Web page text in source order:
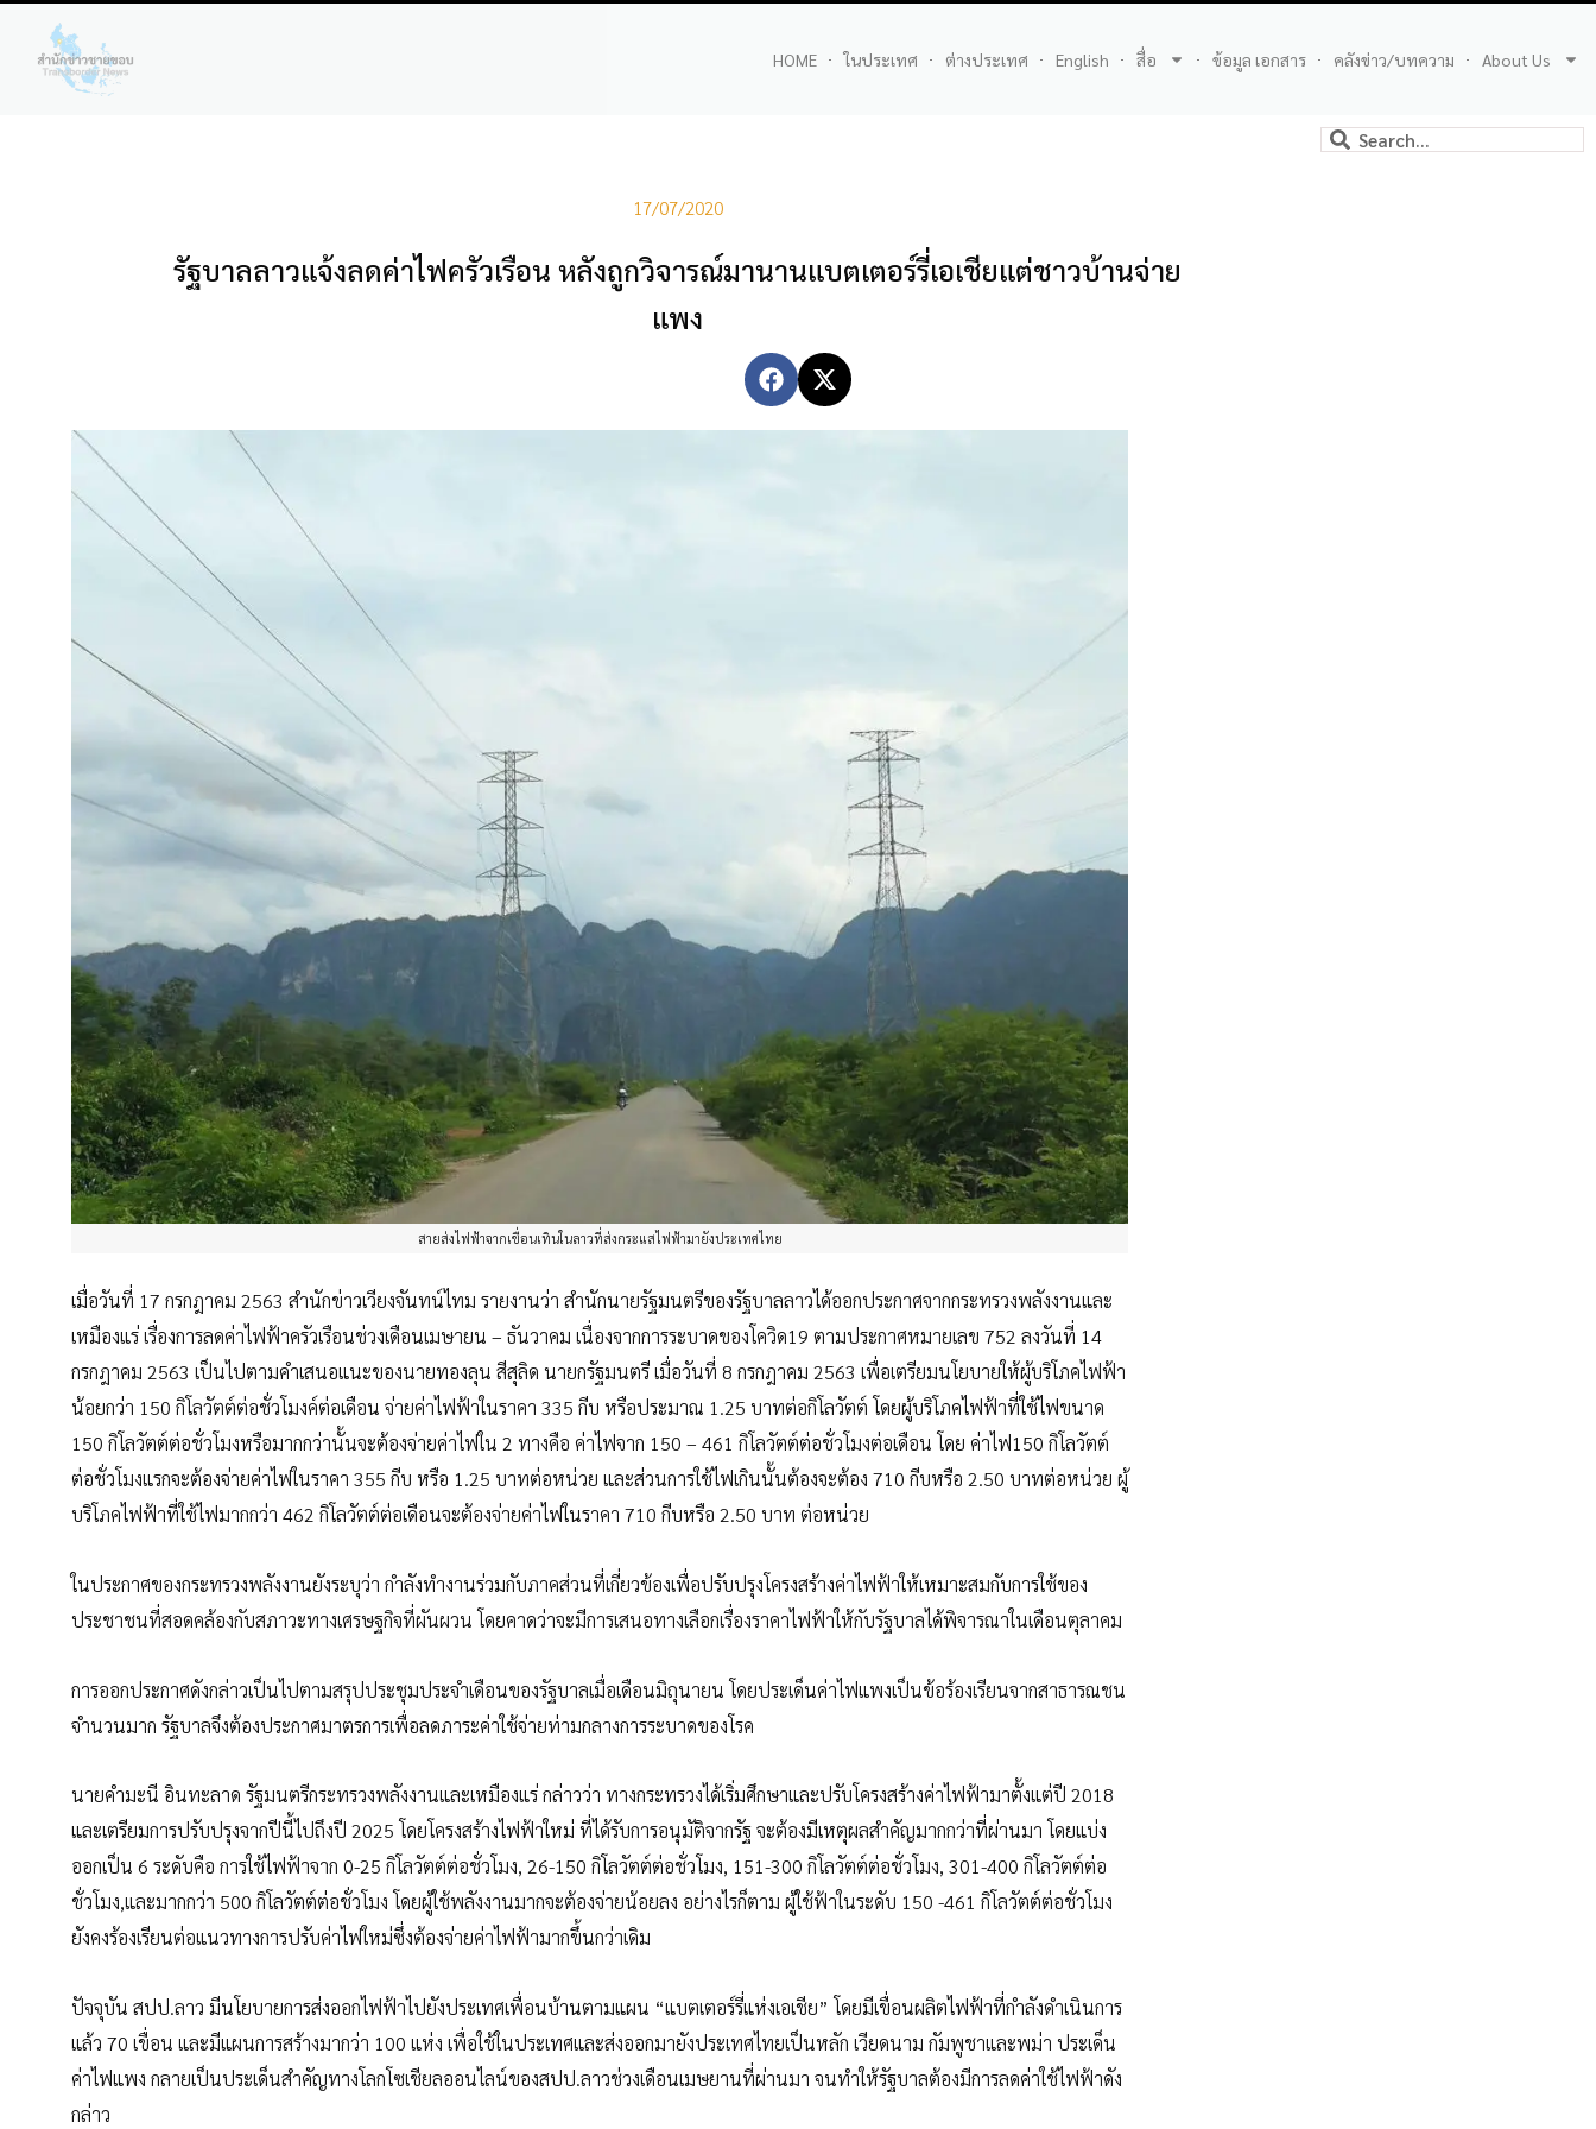
HOME ในประเทศ ต่างประเทศ English สื่อ ข้อมูล เอกสาร คลังข่าว/บทความ About Us
17/07/2020
รัฐบาลลาวแจ้งลดค่าไฟครัวเรือน หลังถูกวิจารณ์มานานแบตเตอร์รี่เอเชียแต่ชาวบ้านจ่าย
แพง
สายส่งไฟฟ้าจากเขื่อนเทินในลาวที่ส่งกระแสไฟฟ้ามายังประเทศไทย
เมื่อวันที่ 17 กรกฎาคม 2563 สำนักข่าวเวียงจันทน์ไทม รายงานว่า สำนักนายรัฐมนตรีของรัฐบาลลาวได้ออกประกาศจากกระทรวงพลังงานและ
เหมืองแร่ เรื่องการลดค่าไฟฟ้าครัวเรือนช่วงเดือนเมษายน – ธันวาคม เนื่องจากการระบาดของโควิด19 ตามประกาศหมายเลข 752 ลงวันที่ 14
กรกฎาคม 2563 เป็นไปตามคำเสนอแนะของนายทองลุน สีสุลิด นายกรัฐมนตรี เมื่อวันที่ 8 กรกฎาคม 2563 เพื่อเตรียมนโยบายให้ผู้บริโภคไฟฟ้า
น้อยกว่า 150 กิโลวัตต์ต่อชั่วโมงค์ต่อเดือน จ่ายค่าไฟฟ้าในราคา 335 กีบ หรือประมาณ 1.25 บาทต่อกิโลวัตต์ โดยผู้บริโภคไฟฟ้าที่ใช้ไฟขนาด
150 กิโลวัตต์ต่อชั่วโมงหรือมากกว่านั้นจะต้องจ่ายค่าไฟใน 2 ทางคือ ค่าไฟจาก 150 – 461 กิโลวัตต์ต่อชั่วโมงต่อเดือน โดย ค่าไฟ150 กิโลวัตต์
ต่อชั่วโมงแรกจะต้องจ่ายค่าไฟในราคา 355 กีบ หรือ 1.25 บาทต่อหน่วย และส่วนการใช้ไฟเกินนั้นต้องจะต้อง 710 กีบหรือ 2.50 บาทต่อหน่วย ผู้
บริโภคไฟฟ้าที่ใช้ไฟมากกว่า 462 กิโลวัตต์ต่อเดือนจะต้องจ่ายค่าไฟในราคา 710 กีบหรือ 2.50 บาท ต่อหน่วย
ในประกาศของกระทรวงพลังงานยังระบุว่า กำลังทำงานร่วมกับภาคส่วนที่เกี่ยวข้องเพื่อปรับปรุงโครงสร้างค่าไฟฟ้าให้เหมาะสมกับการใช้ของ
ประชาชนที่สอดคล้องกับสภาวะทางเศรษฐกิจที่ผันผวน โดยคาดว่าจะมีการเสนอทางเลือกเรื่องราคาไฟฟ้าให้กับรัฐบาลได้พิจารณาในเดือนตุลาคม
การออกประกาศดังกล่าวเป็นไปตามสรุปประชุมประจำเดือนของรัฐบาลเมื่อเดือนมิถุนายน โดยประเด็นค่าไฟแพงเป็นข้อร้องเรียนจากสาธารณชน
จำนวนมาก รัฐบาลจึงต้องประกาศมาตรการเพื่อลดภาระค่าใช้จ่ายท่ามกลางการระบาดของโรค
นายคำมะนี อินทะลาด รัฐมนตรีกระทรวงพลังงานและเหมืองแร่ กล่าวว่า ทางกระทรวงได้เริ่มศึกษาและปรับโครงสร้างค่าไฟฟ้ามาตั้งแต่ปี 2018
และเตรียมการปรับปรุงจากปีนี้ไปถึงปี 2025 โดยโครงสร้างไฟฟ้าใหม่ ที่ได้รับการอนุมัติจากรัฐ จะต้องมีเหตุผลสำคัญมากกว่าที่ผ่านมา โดยแบ่ง
ออกเป็น 6 ระดับคือ การใช้ไฟฟ้าจาก 0-25 กิโลวัตต์ต่อชั่วโมง, 26-150 กิโลวัตต์ต่อชั่วโมง, 151-300 กิโลวัตต์ต่อชั่วโมง, 301-400 กิโลวัตต์ต่อ
ชั่วโมง,และมากกว่า 500 กิโลวัตต์ต่อชั่วโมง โดยผู้ใช้พลังงานมากจะต้องจ่ายน้อยลง อย่างไรก็ตาม ผู้ใช้ฟ้าในระดับ 150 -461 กิโลวัตต์ต่อชั่วโมง
ยังคงร้องเรียนต่อแนวทางการปรับค่าไฟใหม่ซึ่งต้องจ่ายค่าไฟฟ้ามากขึ้นกว่าเดิม
ปัจจุบัน สปป.ลาว มีนโยบายการส่งออกไฟฟ้าไปยังประเทศเพื่อนบ้านตามแผน “แบตเตอร์รี่แห่งเอเชีย” โดยมีเขื่อนผลิตไฟฟ้าที่กำลังดำเนินการ
แล้ว 70 เขื่อน และมีแผนการสร้างมากว่า 100 แห่ง เพื่อใช้ในประเทศและส่งออกมายังประเทศไทยเป็นหลัก เวียดนาม กัมพูชาและพม่า ประเด็น
ค่าไฟแพง กลายเป็นประเด็นสำคัญทางโลกโซเชียลออนไลน์ของสปป.ลาวช่วงเดือนเมษยานที่ผ่านมา จนทำให้รัฐบาลต้องมีการลดค่าใช้ไฟฟ้าดัง
กล่าว